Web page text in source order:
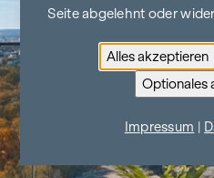
Seite abgelehnt oder
Alles akzeptieren
Optionales
Impressum